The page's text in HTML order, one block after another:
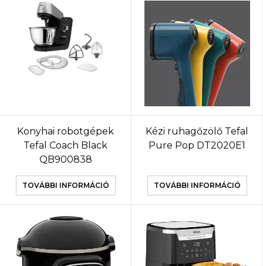
Konyhai robotgépek
Tefal Coach Black
QB900838
TOVÁBBI INFORMÁCIÓ
Kézi ruhagőzölő Tefal
Pure Pop DT2020E1
TOVÁBBI INFORMÁCIÓ